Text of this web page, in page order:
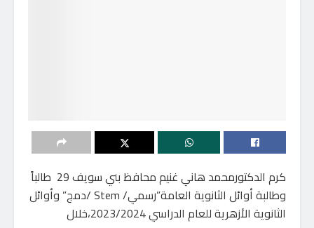
كرم الدكتورمحمد هاني غنيم محافظ بني سويف 29 طالباً
وطالبة أوائل الثانوية العامة”رسمي/ Stem /دمج” وأوائل
الثانوية الأزهرية للعام الدراسي 2023/2024،خلال